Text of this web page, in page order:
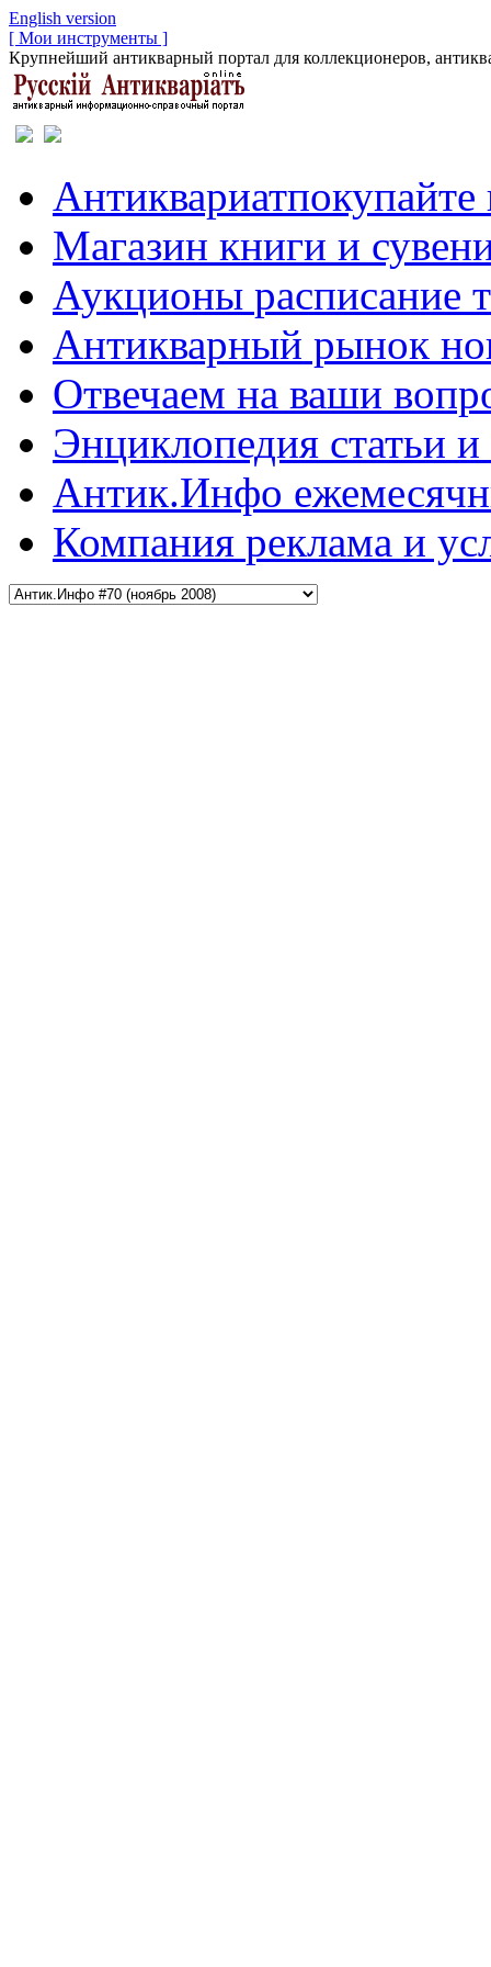
English version
[ Мои инструменты ]
Крупнейший антикварный портал для коллекционеров,
Антиквариатпокупайте
Магазин книги и
Аукционы расписание
Антикварный рынок
Отвечаем на ваши
Энциклопедия статьи
Антик.Инфо
Компания реклама и